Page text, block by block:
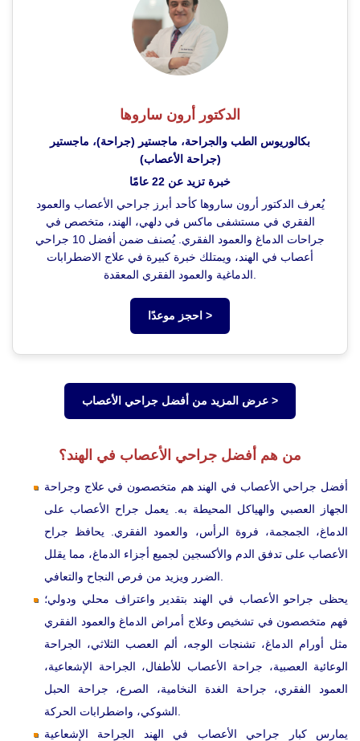
الدكتور أرون ساروها
بكالوريوس الطب والجراحة، ماجستير (جراحة)، ماجستير
(جراحة الأعصاب)
خبرة تزيد عن 22 عامًا
يُعرف الدكتور أرون ساروها كأحد أبرز جراحي الأعصاب والعمود
الفقري في مستشفى ماكس في دلهي، الهند، متخصص في
جراحات الدماغ والعمود الفقري. يُصنف ضمن أفضل 10 جراحي
أعصاب في الهند، ويمتلك خبرة كبيرة في علاج الاضطرابات
احجز موعدًا >
عرض المزيد من أفضل جراحي الأعصاب >
من هم أفضل جراحي الأعصاب في الهند؟
أفضل جراحي الأعصاب في الهند هم متخصصون في علاج وجراحة
الجهاز العصبي والهياكل المحيطة به. يعمل جراح الأعصاب على
الدماغ، الجمجمة، فروة الرأس، والعمود الفقري. يحافظ جراح
الأعصاب على تدفق الدم والأكسجين لجميع أجزاء الدماغ، مما يقلل
يحظى جراحو الأعصاب في الهند بتقدير واعتراف محلي ودولي؛
فهم متخصصون في تشخيص وعلاج أمراض الدماغ والعمود الفقري
مثل أورام الدماغ، تشنجات الوجه، ألم العصب الثلاثي، الجراحة
الوعائية العصبية، جراحة الأعصاب للأطفال، الجراحة الإشعاعية،
العمود الفقري، جراحة الغدة النخامية، الصرع، جراحة الحبل
يمارس كبار جراحي الأعصاب في الهند الجراحة الإشعاعية